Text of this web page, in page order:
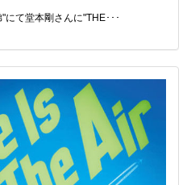
にて堂本剛さんに"THE･･･